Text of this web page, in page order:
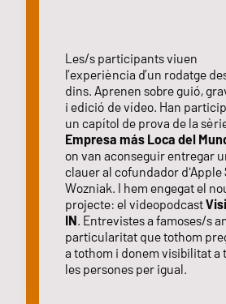
Les/s participants viuen
l’experiència d’un rodatge
dins. Aprenen sobre guió,
i edició de vídeo. Han
un capítol de prova de la
Empresa más Loca del
on van aconseguir entregar
clauer al cofundador d'Apple
Wozniak. I hem engegat el
projecte: el videopodcast
IN. Entrevistes a famoses/s
particularitat que tothom
a tothom i donem visibilitat a
les persones per igual.